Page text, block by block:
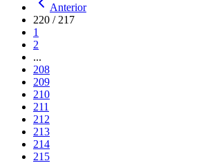
Anterior
220 / 217
1
2
...
208
209
210
211
212
213
214
215